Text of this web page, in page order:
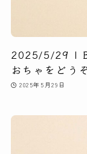
2025/5/29 |
おちゃをどうぞ
2025年5月29日